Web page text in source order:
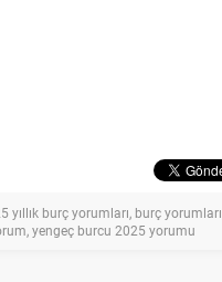
yıllık burç yorumları, burç yorumları
,yengeç burcu 2025 yorumu